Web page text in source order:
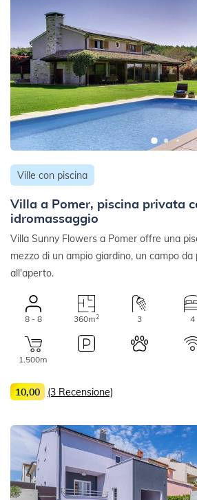
Ville con piscina
Villa a Pomer, piscina privata
idromassaggio
Villa Sunny Flowers a Pomer offre una
mezzo di un ampio giardino, un campo da
all'aperto.
8 - 8 360m2 3 4
1.500m
10,00 (3 Recensione)